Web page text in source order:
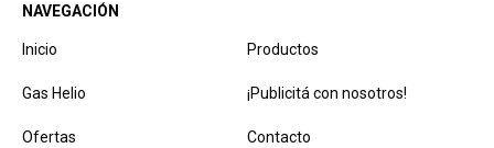
NAVEGACIÓN
Inicio Productos
Gas Helio ¡Publicitá con nosotros!
Ofertas Contacto